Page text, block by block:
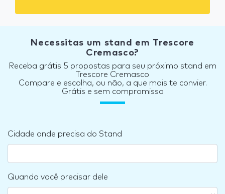
Necessitas um stand em Trescore
Cremasco?
Receba grátis 5 propostas para seu próximo stand em
Trescore Cremasco
Compare e escolha, ou não, a que mais te convier.
Grátis e sem compromisso
Cidade onde precisa do Stand
Quando você precisar dele